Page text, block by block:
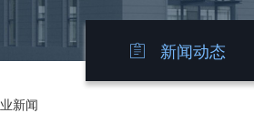
新闻动态
新闻